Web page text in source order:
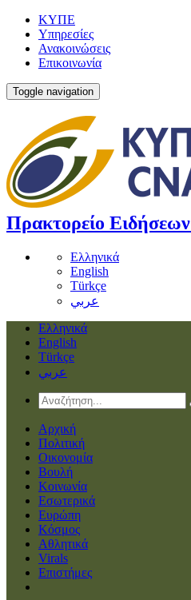
ΚΥΠΕ
Υπηρεσίες
Ανακοινώσεις
Επικοινωνία
Toggle navigation
Πρακτορείο Ειδήσεων
Ελληνικά
English
Türkçe
عربي
Ελληνικά
English
Türkçe
عربي
Αρχική
Πολιτική
Οικονομία
Βουλή
Κοινωνία
Εσωτερικά
Ευρώπη
Κόσμος
Αθλητικά
Virals
Επιστήμες